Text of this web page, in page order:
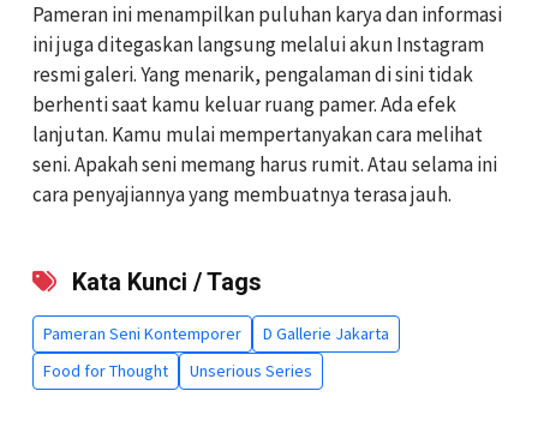
Pameran ini menampilkan puluhan karya dan informasi
ini juga ditegaskan langsung melalui akun Instagram
resmi galeri. Yang menarik, pengalaman di sini tidak
berhenti saat kamu keluar ruang pamer. Ada efek
lanjutan. Kamu mulai mempertanyakan cara melihat
seni. Apakah seni memang harus rumit. Atau selama ini
cara penyajiannya yang membuatnya terasa jauh.
Kata Kunci / Tags
Pameran Seni Kontemporer
D Gallerie Jakarta
Food for Thought
Unserious Series